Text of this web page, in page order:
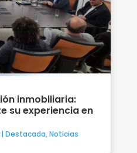
inmobiliaria:
su experiencia en
Destacada,Noticias